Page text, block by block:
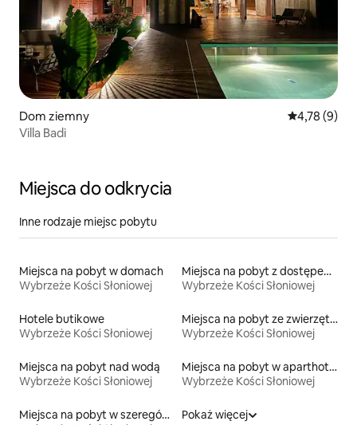
Dom ziemny Średnia
4,78 (9)
Villa Badi
Miejsca do odkrycia
Inne rodzaje miejsc pobytu
Miejsca na pobyt w domach
Wybrzeże Kości Słoniowej
Miejsca na pobyt z dostępem do jeziora
Wybrzeże Kości Słoniowej
Hotele butikowe
Wybrzeże Kości Słoniowej
Miejsca na pobyt ze zwierzętami
Wybrzeże Kości Słoniowej
Miejsca na pobyt nad wodą
Wybrzeże Kości Słoniowej
Miejsca na pobyt w aparthotelach
Wybrzeże Kości Słoniowej
Miejsca na pobyt w szeregówkach
Pokaż więcej